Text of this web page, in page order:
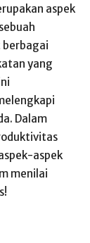
aspek
berbagai
yang
Dalam
aspek
menilai